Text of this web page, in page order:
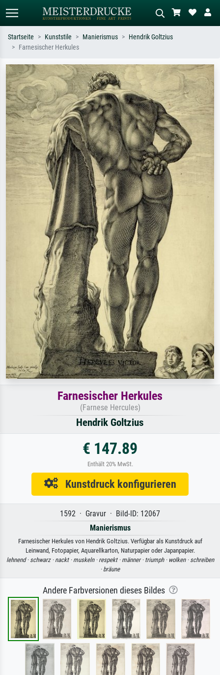
Suchen Sie nach Künstlern, Werktiteln
oder Stilen – z.B. Monet,
Sternennacht, Impressionismus, Welle
Hokusai, Akt.
Beschreiben Sie die Szene – z.B. Grüne
Wiese, Abstrakt mit viel Rot, Dunkles
Ölgemälde, Stehender Akt neben einem
Baum.
Startseite Kunststile Manierismus
Hendrik Goltzius
Farnesischer Herkules
Farnesischer Herkules
(Farnese Hercules)
Hendrik Goltzius
€ 147.89
Enthält 20% MwSt.
Kunstdruck konfigurieren
1592 · Gravur · Bild-ID: 12067
Manierismus
Farnesischer Herkules von Hendrik Goltzius. Verfügbar als Kunstdruck auf
Leinwand, Fotopapier, Aquarellkarton, Naturpapier oder Japanpapier.
lehnend · schwarz · nackt · muskeln · respekt · männer · triumph · wolken · schreiben
· bräune
Andere Farbversionen dieses Bildes